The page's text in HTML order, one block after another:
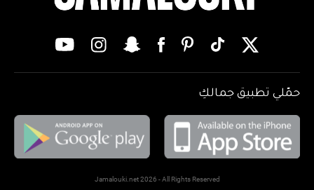
حمّلي تطبيق جمالكِ
Jamalouki.net 2026 - All Rights Reserved